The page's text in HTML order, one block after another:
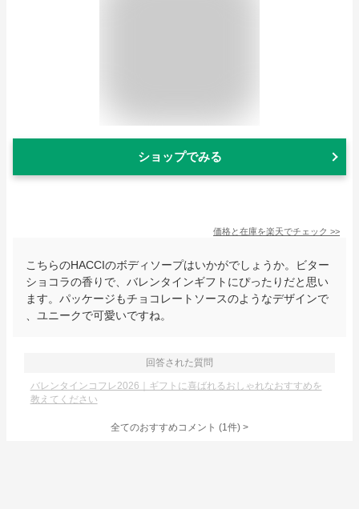
ショップでみる
価格と在庫を楽天でチェック >>
こちらのHACCIのボディソープはいかがでしょうか。ビター
ショコラの香りで、バレンタインギフトにぴったりだと思い
ます。パッケージもチョコレートソースのようなデザインで
、ユニークで可愛いですね。
回答された質問
バレンタインコフレ2026｜ギフトに喜ばれるおしゃれなおすすめを
教えてください
全てのおすすめコメント (1件) >